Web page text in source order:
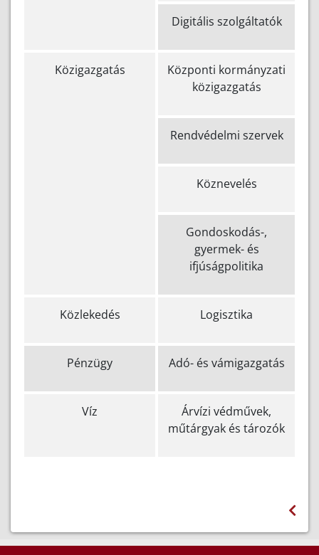
Digitális szolgáltatók
Közigazgatás
Központi kormányzati
közigazgatás
Rendvédelmi szervek
Köznevelés
Gondoskodás-,
gyermek- és
ifjúságpolitika
Közlekedés Logisztika
Pénzügy Adó- és vámigazgatás
Víz
Árvízi védművek,
műtárgyak és tározók